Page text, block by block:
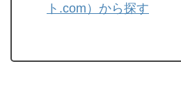
ト.com）から探す